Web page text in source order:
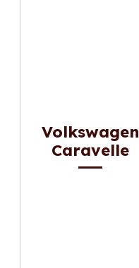
Volkswagen
Caravelle